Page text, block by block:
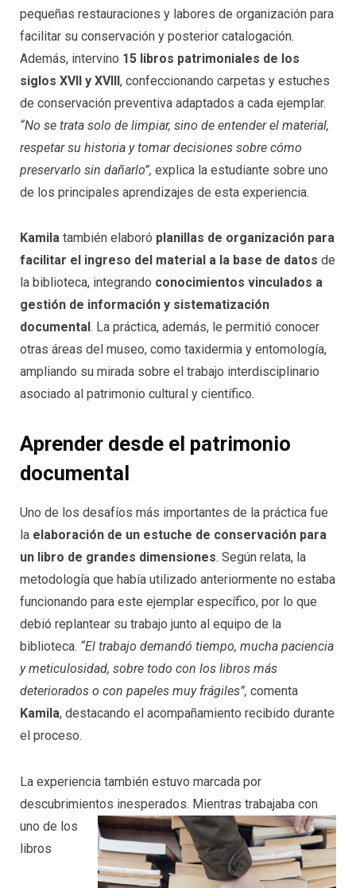
pequeñas restauraciones y labores de organización para
facilitar su conservación y posterior catalogación.
Además, intervino 15 libros patrimoniales de los
siglos XVII y XVIII, confeccionando carpetas y estuches
de conservación preventiva adaptados a cada ejemplar.
“No se trata solo de limpiar, sino de entender el material,
respetar su historia y tomar decisiones sobre cómo
preservarlo sin dañarlo”, explica la estudiante sobre uno
de los principales aprendizajes de esta experiencia.
Kamila también elaboró planillas de organización para
facilitar el ingreso del material a la base de datos de
la biblioteca, integrando conocimientos vinculados a
gestión de información y sistematización
documental . La práctica, además, le permitió conocer
otras áreas del museo, como taxidermia y entomología,
ampliando su mirada sobre el trabajo interdisciplinario
asociado al patrimonio cultural y científico.
Aprender desde el patrimonio
documental
Uno de los desafíos más importantes de la práctica fue
la elaboración de un estuche de conservación para
un libro de grandes dimensiones. Según relata, la
metodología que había utilizado anteriormente no estaba
funcionando para este ejemplar específico, por lo que
debió replantear su trabajo junto al equipo de la
biblioteca. “El trabajo demandó tiempo, mucha paciencia
y meticulosidad, sobre todo con los libros más
deteriorados o con papeles muy frágiles”, comenta
Kamila, destacando el acompañamiento recibido durante
el proceso.
La experiencia también estuvo marcada por
descubrimientos inesperados. Mientras trabajaba con
uno de los
libros